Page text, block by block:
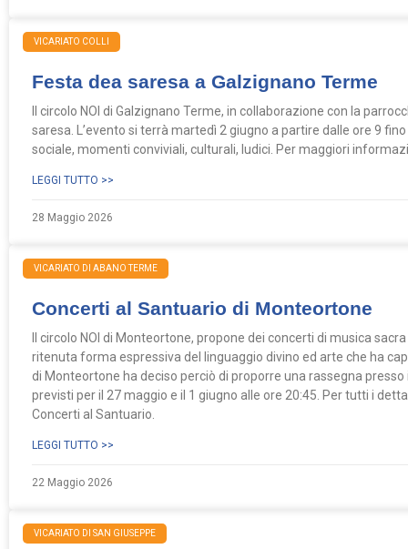
VICARIATO COLLI
Festa dea saresa a Galzignano Terme
Il circolo NOI di Galzignano Terme, in collaborazione con la
saresa. L’evento si terrà martedì 2 giugno a partire dalle ore 9
sociale, momenti conviviali, culturali, ludici. Per maggiori
LEGGI TUTTO >>
28 Maggio 2026
VICARIATO DI ABANO TERME
Concerti al Santuario di Monteortone
Il circolo NOI di Monteortone, propone dei concerti di musica
ritenuta forma espressiva del linguaggio divino ed arte che ha
di Monteortone ha deciso perciò di proporre una rassegna
previsti per il 27 maggio e il 1 giugno alle ore 20:45. Per tutti i
Concerti al Santuario.
LEGGI TUTTO >>
22 Maggio 2026
VICARIATO DI SAN GIUSEPPE